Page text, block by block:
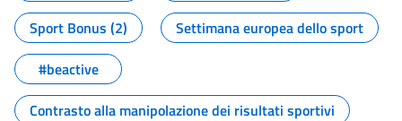
Sport Bonus (2)
Settimana europea dello sport
#beactive
Contrasto alla manipolazione dei risultati sportivi